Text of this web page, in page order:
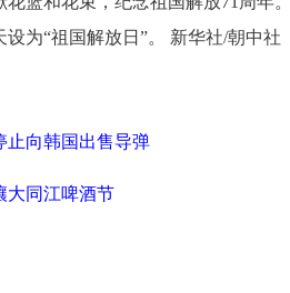
为“祖国解放日”。 新华社/朝中社
止向韩国出售导弹
大同江啤酒节